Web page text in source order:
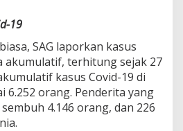
19
SAG laporkan kasus
akumulatif, terhitung sejak 27
kasus Covid-19 di
6.252 orang. Penderita yang
4.146 orang, dan 226